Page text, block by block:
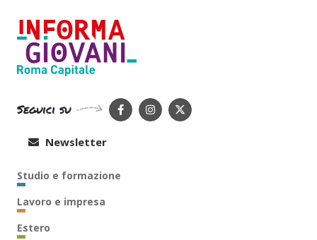
Seguici su
Newsletter
Studio e formazione
Lavoro e impresa
Estero